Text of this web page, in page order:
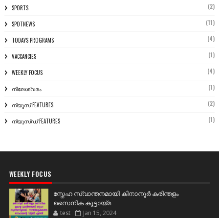
SPORTS (2)
SPOTNEWS (11)
TODAYS PROGRAMS (4)
VACCANCIES (1)
WEEKLY FOCUS (4)
നീലേശ്വരം (1)
ന്യൂസ് FEATURES (2)
ന്യൂസ്ഡ് FEATURES (1)
WEEKLY FOCUS
സ്നേഹ സ്വാന്തനമായി കിനാനൂർ കരിന്തളം
സൈനിക കൂട്ടായ്മ
test Jan 15, 2024